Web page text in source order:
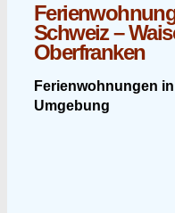
Schweiz –
Oberfranken
Ferienwohnungen
Umgebung